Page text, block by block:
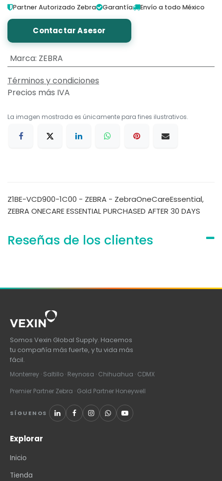
Partner Autorizado Zebra Garantía Envío a todo México
Contactar Asesor
Marca: ZEBRA
Términos y condiciones
Precios más IVA
La imagen mostrada es únicamente para fines ilustrativos.
Z1BE-VCD900-1C00 - ZEBRA - ZebraOneCareEssential,
ZEBRA ONECARE ESSENTIAL PURCHASED AFTER 30 DAYS
Reseñas de los clientes
Somos Vexin Global Supply. Hacemos
tu compañía más fuerte, y tu vida más
fácil.
Monterrey · Saltillo · Reynosa · Chihuahua · CDMX
Premier Partner Zebra · Gold Partner Honeywell
SÍGUENOS
Explorar
Inicio
Tienda